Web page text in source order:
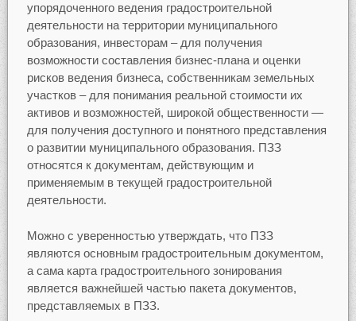
упорядоченного ведения градостроительной
деятельности на территории муниципального
образования, инвесторам – для получения
возможности составления бизнес-плана и оценки
рисков ведения бизнеса, собственникам земельных
участков – для понимания реальной стоимости их
активов и возможностей, широкой общественности —
для получения доступного и понятного представления
о развитии муниципального образования. ПЗЗ
относятся к документам, действующим и
применяемым в текущей градостроительной
деятельности.
Можно с уверенностью утверждать, что ПЗЗ
являются основным градостроительным документом,
а сама карта градостроительного зонирования
является важнейшей частью пакета документов,
представляемых в ПЗЗ.